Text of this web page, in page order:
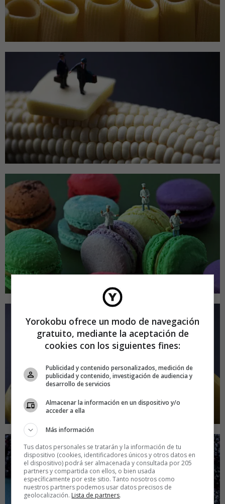
Yorokobu ofrece un modo de navegación
gratuito, mediante la aceptación de
cookies con los siguientes fines:
Publicidad y contenido personalizados, medición de
publicidad y contenido, investigación de audiencia y
desarrollo de servicios
Almacenar la información en un dispositivo y/o
acceder a ella
Más información
Tus datos personales se tratarán y la información de tu
dispositivo (cookies, identificadores únicos y otros datos en
el dispositivo) podrá ser almacenada y consultada por 205
partners y compartida con ellos, o bien usada
específicamente por este sitio. Tanto nosotros como
nuestros partners podemos usar datos precisos de
geolocalización. Lista de partners.